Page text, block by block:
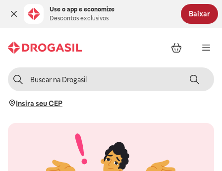
Use o app e economize
Descontos exclusivos
Baixar
Insira seu CEP